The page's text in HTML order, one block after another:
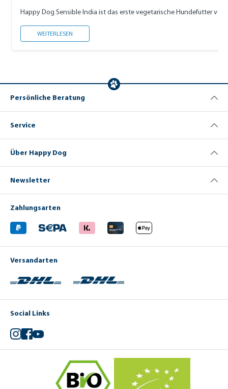
WEITERLESEN
Persönliche Beratung
Service
Über Happy Dog
Newsletter
Zahlungsarten
Versandarten
Social Links
Instagram
Facebook
YouTube